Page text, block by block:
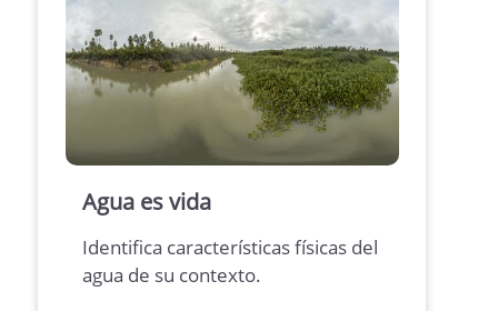
Agua es vida
Identifica características físicas del
agua de su contexto.